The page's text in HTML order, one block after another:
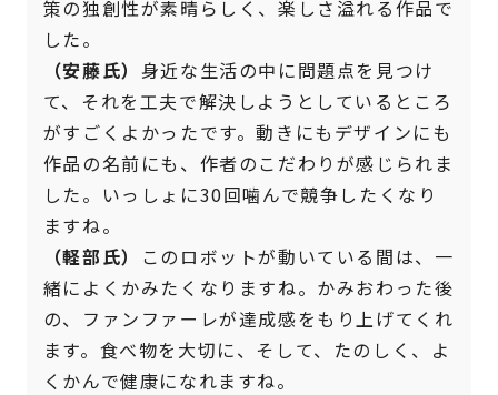
策の独創性が素晴らしく、楽しさ溢れる作品で
した。
（安藤氏） 身近な生活の中に問題点を見つけ
て、それを工夫で解決しようとしているところ
がすごくよかったです。動きにもデザインにも
作品の名前にも、作者のこだわりが感じられま
した。いっしょに30回噛んで競争したくなり
ますね。
（軽部氏）
このロボットが動いている間は、一
緒によくかみたくなりますね。かみおわった後
の、ファンファーレが達成感をもり上げてくれ
ます。食べ物を大切に、そして、たのしく、よ
くかんで健康になれますね。